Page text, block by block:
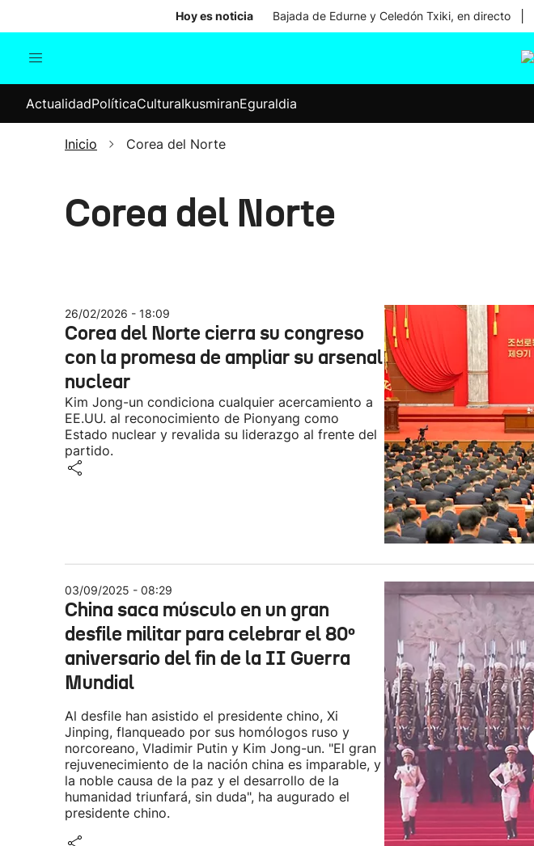
Hoy es noticia Bajada de Edurne y Celedón Txiki, en directo
Internacional
Elecciones
ActualidadPolíticaCulturaIkusmiranEguraldia
Inicio Corea del Norte
Corea del Norte
26/02/2026 - 18:09
Corea del Norte cierra su congreso
con la promesa de ampliar su arsenal
nuclear
Kim Jong-un condiciona cualquier acercamiento a
EE.UU. al reconocimiento de Pionyang como
Estado nuclear y revalida su liderazgo al frente del
partido.
03/09/2025 - 08:29
China saca músculo en un gran
desfile militar para celebrar el 80º
aniversario del fin de la II Guerra
Mundial
Al desfile han asistido el presidente chino, Xi
Jinping, flanqueado por sus homólogos ruso y
norcoreano, Vladimir Putin y Kim Jong-un. "El gran
rejuvenecimiento de la nación china es imparable, y
la noble causa de la paz y el desarrollo de la
humanidad triunfará, sin duda", ha augurado el
presidente chino.